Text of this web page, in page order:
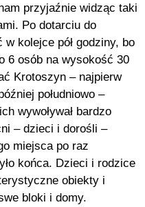
przyjaźnie widząc taki
Po dotarciu do
kolejce pół godziny, bo
6 osób na wysokość 30
Krotoszyn – najpierw
południowo –
wywoływał bardzo
– dzieci i dorośli –
miejsca po raz
końca. Dzieci i rodzice
obiekty i
bloki i domy.